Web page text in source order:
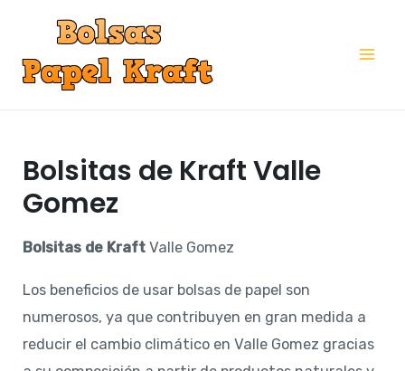
contenido
Bolsitas de Kraft Valle
Gomez
Bolsitas de Kraft Valle Gomez
Los beneficios de usar bolsas de papel son
numerosos, ya que contribuyen en gran medida a
reducir el cambio climático en Valle Gomez gracias